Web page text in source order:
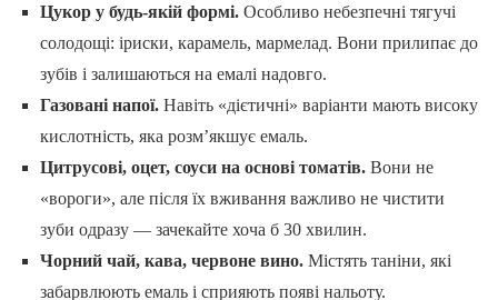
Цукор у будь-якій формі.Особливо небезпечні тягучі
солодощі: іриски, карамель, мармелад. Вони прилипає до
зубів і залишаються на емалі надовго.
Газовані напої.Навіть «дієтичні» варіанти мають високу
кислотність, яка розм’якшує емаль.
Цитрусові, оцет, соуси на основі томатів.Вони не
«вороги», але після їх вживання важливо не чистити
зуби одразу — зачекайте хоча б 30 хвилин.
Чорний чай, кава, червоне вино.Містять таніни, які
забарвлюють емаль і сприяють появі нальоту.